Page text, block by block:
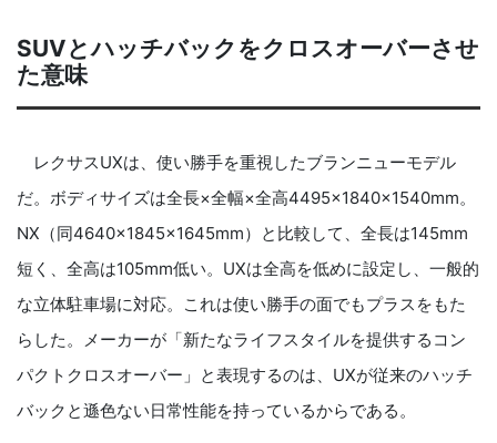
SUVとハッチバックをクロスオーバーさせ
た意味
レクサスUXは、使い勝手を重視したブランニューモデル
だ。ボディサイズは全長×全幅×全高4495×1840×1540mm。
NX（同4640×1845×1645mm）と比較して、全長は145mm
短く、全高は105mm低い。UXは全高を低めに設定し、一般的
な立体駐車場に対応。これは使い勝手の面でもプラスをもた
らした。メーカーが「新たなライフスタイルを提供するコン
パクトクロスオーバー」と表現するのは、UXが従来のハッチ
バックと遜色ない日常性能を持っているからである。